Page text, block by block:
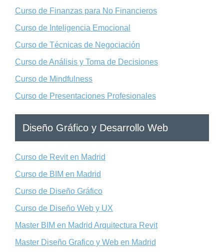
Curso de Finanzas para No Financieros
Curso de Inteligencia Emocional
Curso de Técnicas de Negociación
Curso de Análisis y Toma de Decisiones
Curso de Mindfulness
Curso de Presentaciones Profesionales
Diseño Gráfico y Desarrollo Web
Curso de Revit en Madrid
Curso de BIM en Madrid
Curso de Diseño Gráfico
Curso de Diseño Web y UX
Master BIM en Madrid Arquitectura Revit
Master Diseño Grafico y Web en Madrid